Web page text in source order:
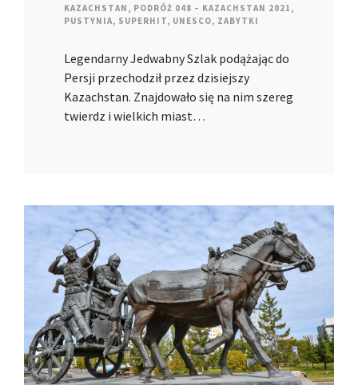
KAZACHSTAN , PODRÓŻ 048 – KAZACHSTAN 2021 ,
PUSTYNIA, SUPERHIT, UNESCO, ZABYTKI
Legendarny Jedwabny Szlak podążając do
Persji przechodził przez dzisiejszy
Kazachstan. Znajdowało się na nim szereg
twierdz i wielkich miast…